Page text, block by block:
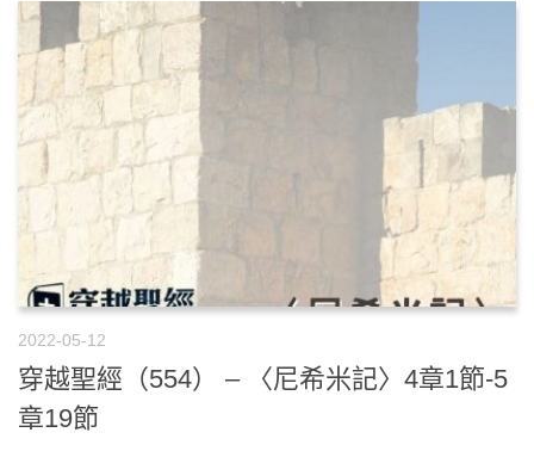
2022-05-12
穿越聖經（554） – 〈尼希米記〉4章1節-5
章19節